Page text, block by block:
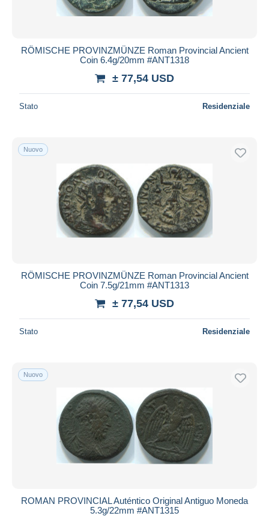
RÖMISCHE PROVINZMÜNZE Roman Provincial Ancient
Coin 6.4g/20mm #ANT1318
± 77,54 USD
Stato Residenziale
Nuovo
RÖMISCHE PROVINZMÜNZE Roman Provincial Ancient
Coin 7.5g/21mm #ANT1313
± 77,54 USD
Stato Residenziale
Nuovo
ROMAN PROVINCIAL Auténtico Original Antiguo Moneda
5.3g/22mm #ANT1315